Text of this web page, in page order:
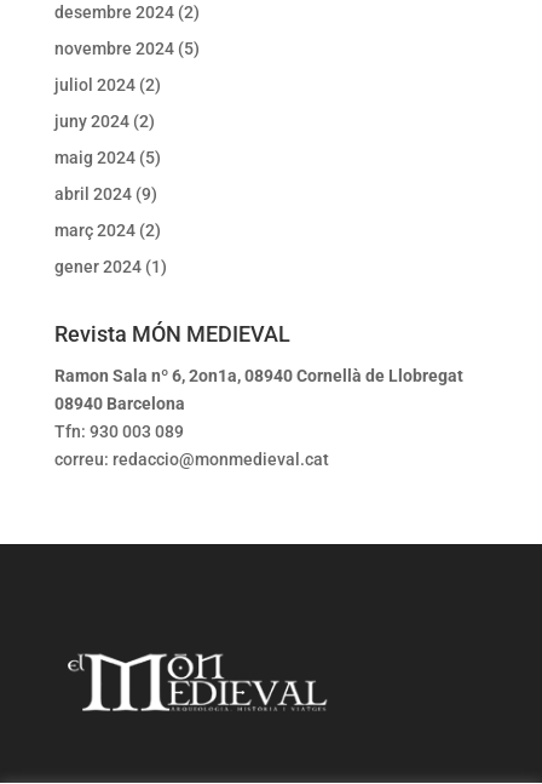
desembre 2024(2)
novembre 2024(5)
juliol 2024(2)
juny 2024(2)
maig 2024(5)
abril 2024(9)
març 2024(2)
gener 2024(1)
Revista MÓN MEDIEVAL
Ramon Sala nº 6, 2on1a, 08940 Cornellà de Llobregat
08940 Barcelona
Tfn: 930 003 089
correu: redaccio@monmedieval.cat